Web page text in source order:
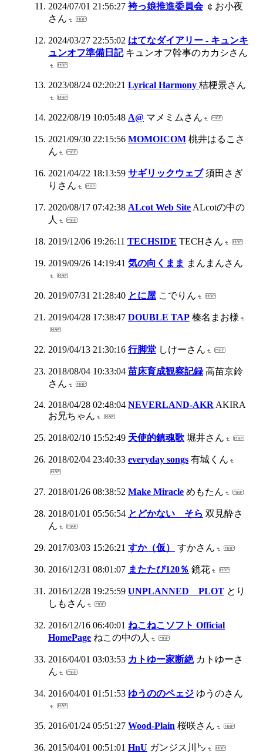
2024/07/01 21:56:27 袴っ娘推進委員会 ￠お小夜
さん
2024/03/27 22:55:02 はてなダイアリー - キュンキ
ュンオフ準備日記 キュンオフ幹事のカカシさん
2023/08/24 02:20:21 Lyrical Harmony 桔梗景さん
2022/08/19 10:05:48 A@ マメミムさん
2021/09/30 22:15:56 MOMOICOM 桃井はるこさ
ん
2021/04/22 18:13:59 サギリックウェブ 須田さぎ
りさん
2020/08/17 07:42:38 ALcot Web Site ALcotの中の
人
2019/12/06 19:26:11 TECHSIDE TECHさん
2019/09/26 14:19:41 気の向くまま まんまんさん
2019/07/31 21:28:40 とに屋 こでりん
2019/04/28 17:38:47 DOUBLE TAP 榛名まお様
2019/04/13 21:30:16 行脚堂 しけーさん
2018/08/04 10:33:04 苗床育成観察記録 高苗京鈴
さん
2018/04/28 02:48:04 NEVERLAND-AKR AKIRA
お兄ちゃん
2018/02/10 15:52:49 天使的鎮魂歌 堀井さん
2018/02/04 23:40:33 everyday songs 有城くん
2018/01/26 08:38:52 Make Miracle めもたん
2018/01/01 05:56:54 とどかない そら 双見酔さ
ん
2017/03/03 15:26:21 すか（仮） すかさん
2016/12/31 08:01:07 またたび120％ 鏡花
2016/12/28 19:25:59 UNPLANNED PLOT とり
しもさん
2016/12/16 06:40:01 ねこねこソフト Official
HomePage ねこの中の人
2016/04/01 03:03:53 カトゆー家断絶 カトゆーさ
ん
2016/04/01 01:51:53 ゆうののペェジ ゆうのさん
2016/01/24 05:51:27 Wood-Plain 桜咲さん
2015/04/01 00:51:01 HnU ガンジス川㌧